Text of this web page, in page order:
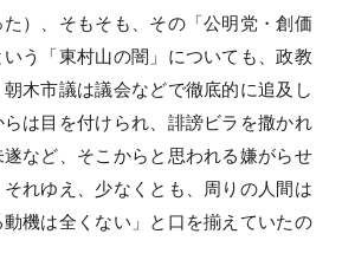
）、そもそも、その「公明党・創価
う「東村山の闇」についても、政教
木市議は議会などで徹底的に追及し
は目を付けられ、誹謗ビラを撒かれ
など、そこからと思われる嫌がらせ
れゆえ、少なくとも、周りの人間は
機は全くない」と口を揃えていたの